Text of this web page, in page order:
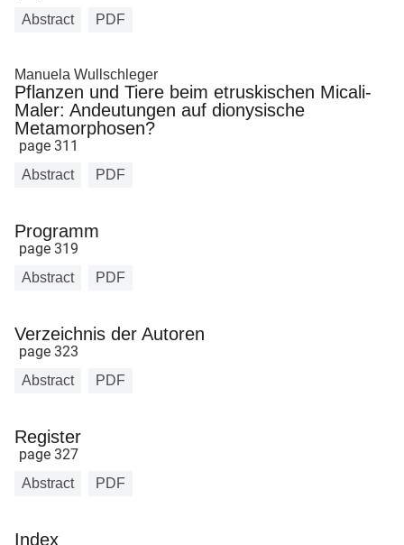
Abstract PDF
Manuela Wullschleger
Pflanzen und Tiere beim etruskischen Micali-
Maler: Andeutungen auf dionysische
Metamorphosen?
page 311
Abstract PDF
Programm
page 319
Abstract PDF
Verzeichnis der Autoren
page 323
Abstract PDF
Register
page 327
Abstract PDF
Index